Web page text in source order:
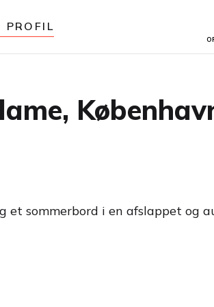
PROFIL
et sommerbord i en afslappet og